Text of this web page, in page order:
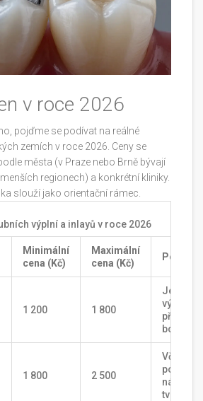
v roce 2026
pojďme se podívat na reálné
zemích v roce 2026. Ceny se
města (v Praze nebo Brně bývají
regionech) a konkrétní kliniky.
slouží jako orientační rámec.
výplní a inlayů v roce 2026
Minimální
cena (Kč)
Maximální
cena (Kč)
1 200 1 800
výplň na
přední
boční
1 800 2 500
Včetně